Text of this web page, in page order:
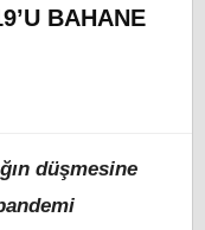
BAHANE
düşmesine